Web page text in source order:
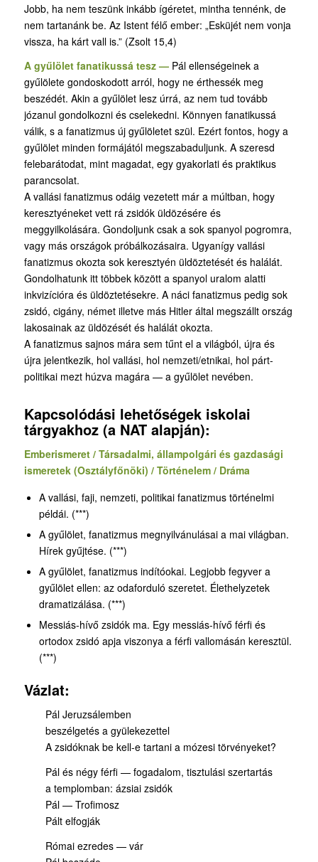
Jobb, ha nem teszünk inkább ígéretet, mintha tennénk, de
nem tartanánk be. Az Istent félő ember: „Esküjét nem vonja
vissza, ha kárt vall is.” (Zsolt 15,4)
A gyűlölet fanatikussá tesz — Pál ellenségeinek a
gyűlölete gondoskodott arról, hogy ne érthessék meg
beszédét. Akin a gyűlölet lesz úrrá, az nem tud tovább
józanul gondolkozni és cselekedni. Könnyen fanatikussá
válik, s a fanatizmus új gyűlöletet szül. Ezért fontos, hogy a
gyűlölet minden formájától megszabaduljunk. A szeresd
felebarátodat, mint magadat, egy gyakorlati és praktikus
parancsolat.
A vallási fanatizmus odáig vezetett már a múltban, hogy
keresztyéneket vett rá zsidók üldözésére és
meggyilkolására. Gondoljunk csak a sok spanyol pogromra,
vagy más országok próbálkozásaira. Ugyanígy vallási
fanatizmus okozta sok keresztyén üldöztetését és halálát.
Gondolhatunk itt többek között a spanyol uralom alatti
inkvizícióra és üldöztetésekre. A náci fanatizmus pedig sok
zsidó, cigány, német illetve más Hitler által megszállt ország
lakosainak az üldözését és halálát okozta.
A fanatizmus sajnos mára sem tűnt el a világból, újra és
újra jelentkezik, hol vallási, hol nemzeti/etnikai, hol párt-
politikai mezt húzva magára — a gyűlölet nevében.
Kapcsolódási lehetőségek iskolai
tárgyakhoz (a NAT alapján):
Emberismeret / Társadalmi, állampolgári és gazdasági
ismeretek (Osztályfőnöki) / Történelem / Dráma
A vallási, faji, nemzeti, politikai fanatizmus történelmi
példái. (***)
A gyűlölet, fanatizmus megnyilvánulásai a mai világban.
Hírek gyűjtése. (***)
A gyűlölet, fanatizmus indítóokai. Legjobb fegyver a
gyűlölet ellen: az odaforduló szeretet. Élethelyzetek
dramatizálása. (***)
Messiás-hívő zsidók ma. Egy messiás-hívő férfi és
ortodox zsidó apja viszonya a férfi vallomásán keresztül.
(***)
Vázlat:
Pál Jeruzsálemben
beszélgetés a gyülekezettel
A zsidóknak be kell-e tartani a mózesi törvényeket?
Pál és négy férfi — fogadalom, tisztulási szertartás
a templomban: ázsiai zsidók
Pál — Trofimosz
Pált elfogják
Római ezredes — vár